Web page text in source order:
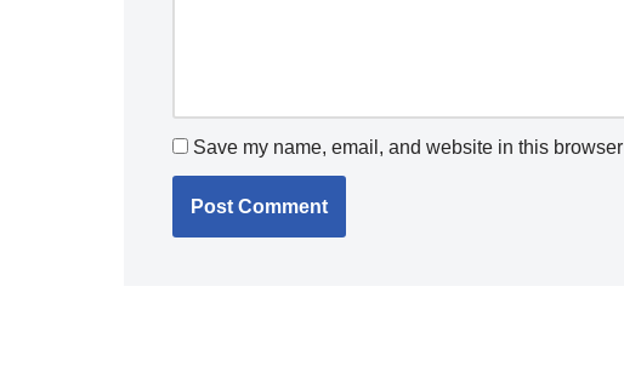
Save my name, email, and website in this